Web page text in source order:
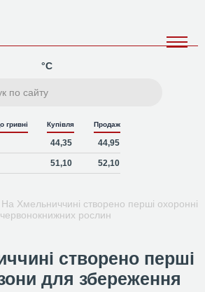
°C
гривні Купівля Продаж
44,35 44,95
51,10 52,10
На Хмельниччині створено перші охоронні
рослин
створено перші
для збереження